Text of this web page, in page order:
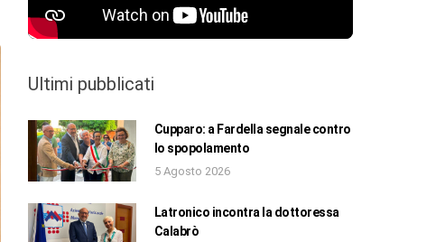
Ultimi pubblicati
Cupparo: a Fardella segnale contro
lo spopolamento
5 Agosto 2026
Latronico incontra la dottoressa
Calabrò